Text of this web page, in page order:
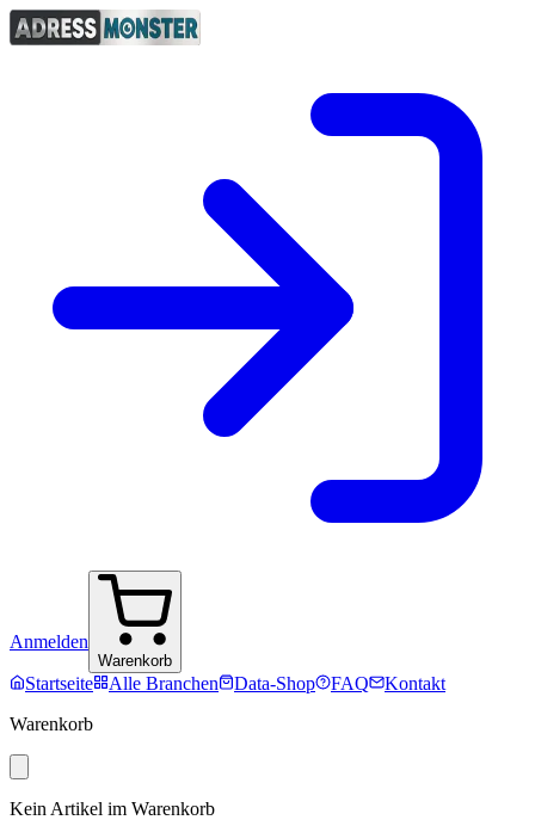
Anmelden
Warenkorb
Startseite Alle Branchen Data-Shop FAQ
Kontakt
Warenkorb
Kein Artikel im Warenkorb